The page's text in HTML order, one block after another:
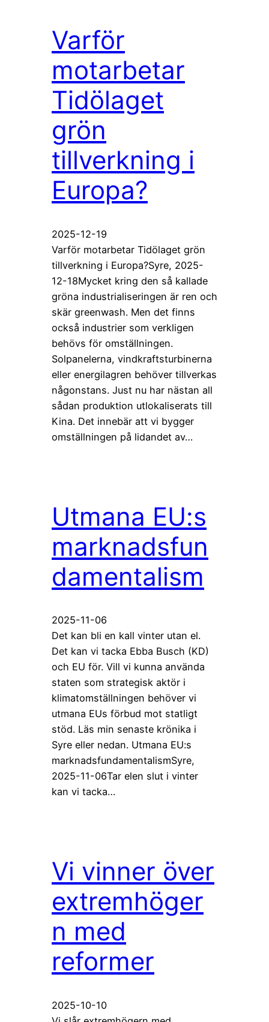
Varför
motarbetar
Tidölaget
grön
tillverkning i
Europa?
2025-12-19
Varför motarbetar Tidölaget grön
tillverkning i Europa?Syre, 2025-
12-18Mycket kring den så kallade
gröna industrialiseringen är ren och
skär greenwash. Men det finns
också industrier som verkligen
behövs för omställningen.
Solpanelerna, vindkraftsturbinerna
eller energilagren behöver tillverkas
någonstans. Just nu har nästan all
sådan produktion utlokaliserats till
Kina. Det innebär att vi bygger
omställningen på lidandet av…
Utmana EU:s
marknadsfun
damentalism
2025-11-06
Det kan bli en kall vinter utan el.
Det kan vi tacka Ebba Busch (KD)
och EU för. Vill vi kunna använda
staten som strategisk aktör i
klimatomställningen behöver vi
utmana EUs förbud mot statligt
stöd. Läs min senaste krönika i
Syre eller nedan. Utmana EU:s
marknadsfundamentalismSyre,
2025-11-06Tar elen slut i vinter
kan vi tacka…
Vi vinner över
extremhöger
n med
reformer
2025-10-10